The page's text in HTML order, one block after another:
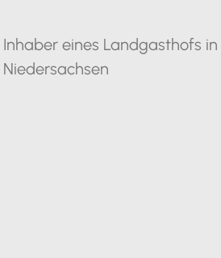
Inhaber eines Landgasthofs in
Niedersachsen